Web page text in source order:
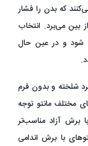
که بدن را فشار
بین می‌برد. انتخاب
شود و در عین حال
شلخته و بدون فرم
مختلف مانتو توجه
برش آزاد مناسب‌تر
با برش اندامی